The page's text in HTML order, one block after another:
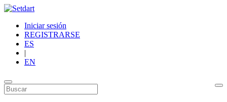
Iniciar sesión
REGISTRARSE
ES
|
EN